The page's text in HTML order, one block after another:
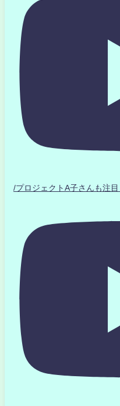
/プロジェクトA子さんも注